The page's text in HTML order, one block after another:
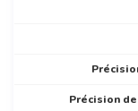
Précision